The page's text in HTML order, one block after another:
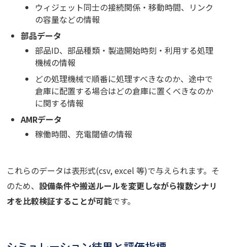
ウィジェット同士の接続関係・移動時間、リンク
の容量などの情報
部品データ
部品ID、部品種類・製造開始時刻・利用する処理
機械の情報
どの処理機械で順番に処理すべきなのか、途中で
倉庫に配置する場合はどの倉庫に置くべきなのか
に関する情報
AMRデータ
稼働時間、充電閾値の情報
これらのデータは表形式(csv, excel 等)で与えられます。そ
のため、設備条件や搬送ルールを変更しながら複数シナリ
オを比較検証することが可能です。